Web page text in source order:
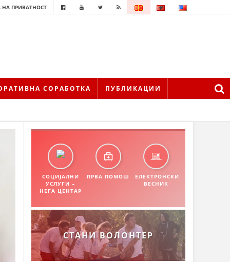
ПРИВАТНОСТ
СОРАБОТКА ПУБЛИКАЦИИ
СОЦИЈАЛНИ
УСЛУГИ –
НЕГА ЦЕНТАР
ПРВА ПОМОШ
ЕЛЕКТРОНСКИ
ВЕСНИК
СТАНИ ВОЛОНТЕР